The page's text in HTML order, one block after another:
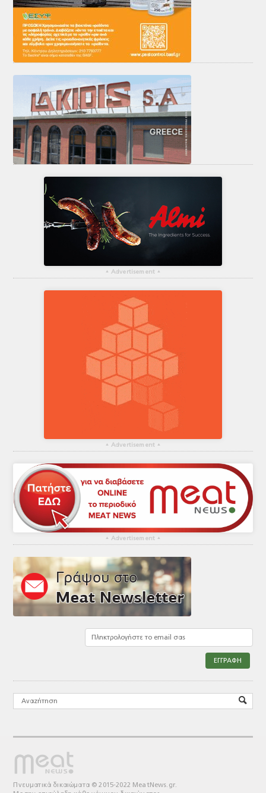
▴ Advertisement ▴
▴ Advertisement ▴
▴ Advertisement ▴
Πνευματικά δικαιώματα © 2015-2022 MeatNews.gr.